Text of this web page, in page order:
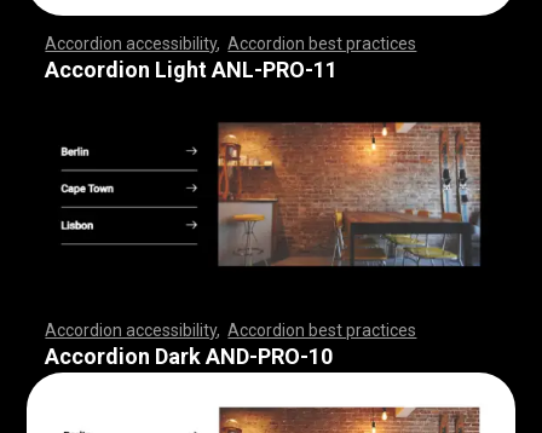
Accordion accessibility ,Accordion best practices
,,,,,,,,,,,,,,,,,,,,,,,, ,,,,,,,,,,,,,,,,,,,,,,,,,,,
,,,,,,,,,,,,,,,,,,,,,,,, ,,
Accordion Light ANL-PRO-11
Accordion accessibility ,Accordion best practices
,,,,,,,,,,,,,,,,,,,,,,,, ,,,,,,,,,,,,,,,,,,,,,,,,,,,
,,,,,,,,,,,,,,,,,,,,,,,, ,,
Accordion Dark AND-PRO-10